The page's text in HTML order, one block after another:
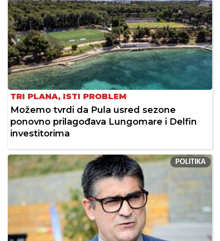
TRI PLANA, ISTI PROBLEM
Možemo tvrdi da Pula usred sezone
ponovno prilagođava Lungomare i Delfin
investitorima
POLITIKA